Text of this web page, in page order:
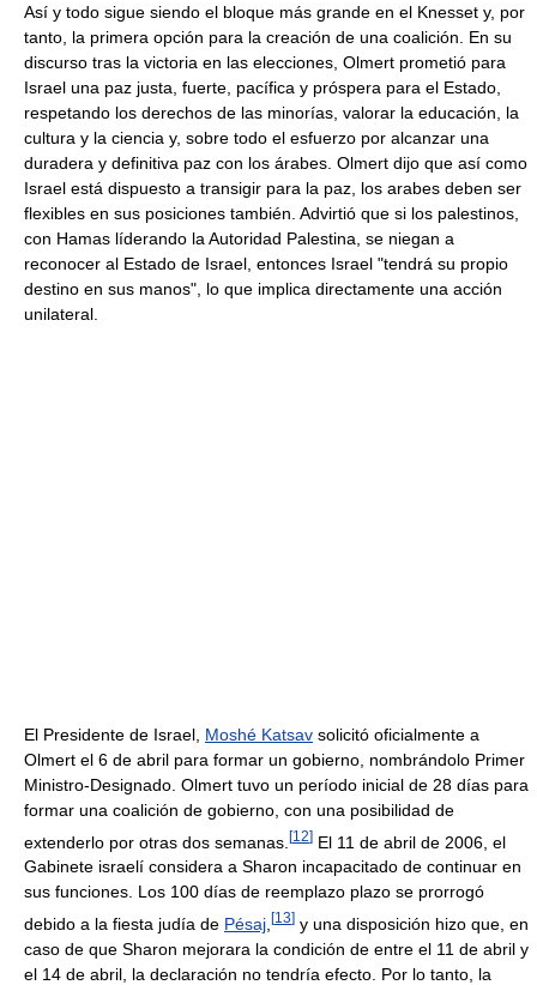
Así y todo sigue siendo el bloque más grande en el Knesset y, por
tanto, la primera opción para la creación de una coalición. En su
discurso tras la victoria en las elecciones, Olmert prometió para
Israel una paz justa, fuerte, pacífica y próspera para el Estado,
respetando los derechos de las minorías, valorar la educación, la
cultura y la ciencia y, sobre todo el esfuerzo por alcanzar una
duradera y definitiva paz con los árabes. Olmert dijo que así como
Israel está dispuesto a transigir para la paz, los arabes deben ser
flexibles en sus posiciones también. Advirtió que si los palestinos,
con Hamas líderando la Autoridad Palestina, se niegan a
reconocer al Estado de Israel, entonces Israel "tendrá su propio
destino en sus manos", lo que implica directamente una acción
unilateral.
El Presidente de Israel, Moshé Katsav solicitó oficialmente a
Olmert el 6 de abril para formar un gobierno, nombrándolo Primer
Ministro-Designado. Olmert tuvo un período inicial de 28 días para
formar una coalición de gobierno, con una posibilidad de
extenderlo por otras dos semanas. [12] El 11 de abril de 2006, el
Gabinete israelí considera a Sharon incapacitado de continuar en
sus funciones. Los 100 días de reemplazo plazo se prorrogó
debido a la fiesta judía de Pésaj [13] y una disposición hizo que, en
caso de que Sharon mejorara la condición de entre el 11 de abril y
el 14 de abril, la declaración no tendría efecto. Por lo tanto, la